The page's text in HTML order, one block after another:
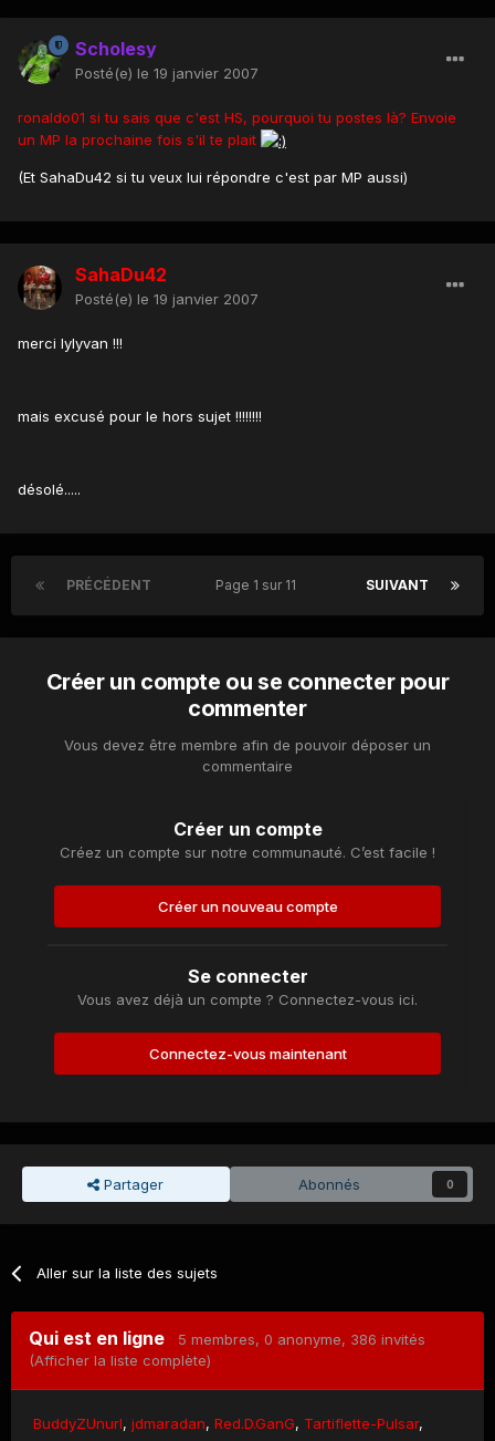
Scholesy
Posté(e) le 19 janvier 2007
ronaldo01 si tu sais que c'est HS, pourquoi tu postes là? Envoie
un MP la prochaine fois s'il te plait
(Et SahaDu42 si tu veux lui répondre c'est par MP aussi)
SahaDu42
Posté(e) le 19 janvier 2007
merci lylyvan !!!
mais excusé pour le hors sujet !!!!!!!!
désolé.....
PRÉCÉDENT SUIVANT
Page 1 sur 11
Créer un compte ou se connecter pour
commenter
Vous devez être membre afin de pouvoir déposer un
commentaire
Créer un compte
Créez un compte sur notre communauté. C’est facile !
Créer un nouveau compte
Se connecter
Vous avez déjà un compte ? Connectez-vous ici.
Connectez-vous maintenant
Partager Abonnés 0
Aller sur la liste des sujets
Qui est en ligne 5 membres, 0 anonyme, 386 invités
(Afficher la liste complète)
BuddyZUnurl jdmaradan Red.D.GanG
Tartiflette-Pulsar